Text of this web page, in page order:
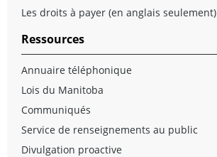
Les droits à payer (en anglais seulement)
Ressources
Annuaire téléphonique
Lois du Manitoba
Communiqués
Service de renseignements au public
Divulgation proactive